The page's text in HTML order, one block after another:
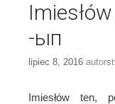
-ып
lipiec 8, 2016
Imiesłów ten,